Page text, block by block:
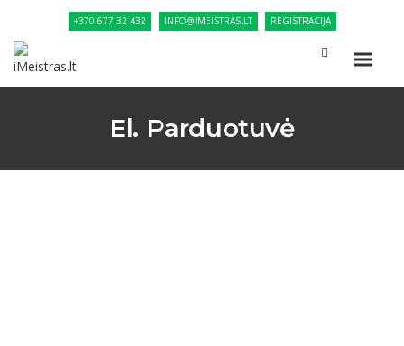
+370 677 32 432 INFO@IMEISTRAS.LT REGISTRACIJA
El. Parduotuvė